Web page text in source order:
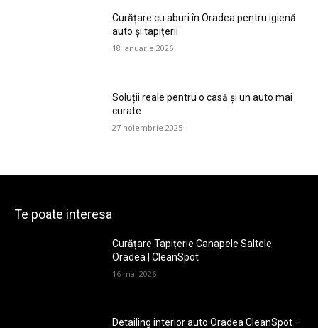
Curățare cu aburi în Oradea pentru igienă
auto și tapițerii
18 ianuarie 2026
Soluții reale pentru o casă și un auto mai
curate
27 noiembrie 2025
Te poate interesa
Curățare Tapițerie Canapele Saltele
Oradea | CleanSpot
16 mai 2026
Detailing interior auto Oradea CleanSpot –